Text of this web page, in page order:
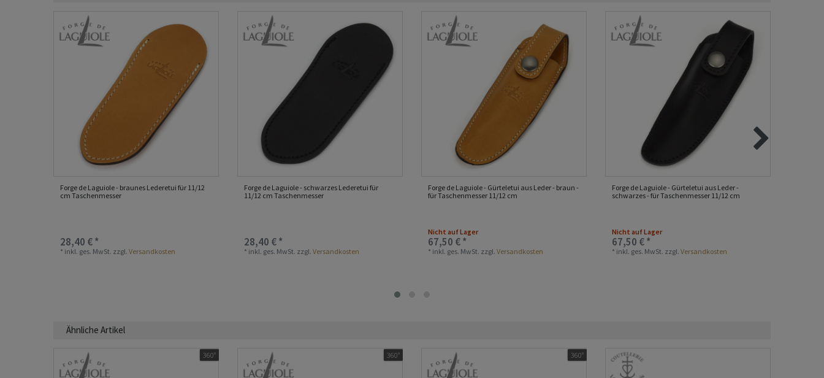
Forge de Laguiole - braunes Lederetui für 11/12
cm Taschenmesser
28,40 € *
* inkl. ges. MwSt. zzgl.Versandkosten
Forge de Laguiole - schwarzes Lederetui für
11/12 cm Taschenmesser
28,40 € *
* inkl. ges. MwSt. zzgl.Versandkosten
Forge de Laguiole - Gürteletui aus Leder - braun -
für Taschenmesser 11/12 cm
Nicht auf Lager
67,50 € *
* inkl. ges. MwSt. zzgl.Versandkosten
Forge de Laguiole - Gürteletui aus Leder -
schwarzes - für Taschenmesser 11/12 cm
Nicht auf Lager
67,50 € *
* inkl. ges. MwSt. zzgl.Versandkosten
Ähnliche Artikel
360° 360° 360°